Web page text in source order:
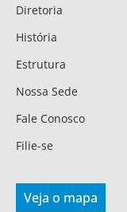
Diretoria
História
Estrutura
Nossa Sede
Fale Conosco
Filie-se
Veja o mapa